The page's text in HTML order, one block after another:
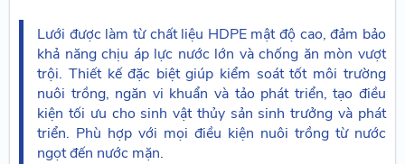
Lưới được làm từ chất liệu HDPE mật độ cao, đảm bảo
khả năng chịu áp lực nước lớn và chống ăn mòn vượt
trội. Thiết kế đặc biệt giúp kiểm soát tốt môi trường
nuôi trồng, ngăn vi khuẩn và tảo phát triển, tạo điều
kiện tối ưu cho sinh vật thủy sản sinh trưởng và phát
triển. Phù hợp với mọi điều kiện nuôi trồng từ nước
ngọt đến nước mặn.